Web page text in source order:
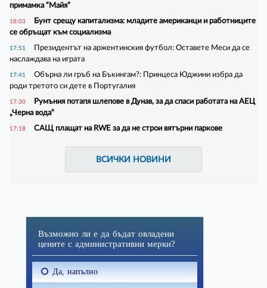
примамка “Майя”
18:03
Бунт срещу капитализма: младите американци и работниците
се обръщат към социализма
17:51
Президентът на аржентинския футбол: Оставете Меси да се
наслаждава на играта
17:41
Обърна ли гръб на Бъкингам?: Принцеса Юджини избра да
роди третото си дете в Португалия
17:30
Румъния потапя шлепове в Дунав, за да спаси работата на АЕЦ
„Черна вода“
17:18 САЩ плащат на RWE за да не строи вятърни паркове
ВСИЧКИ НОВИНИ